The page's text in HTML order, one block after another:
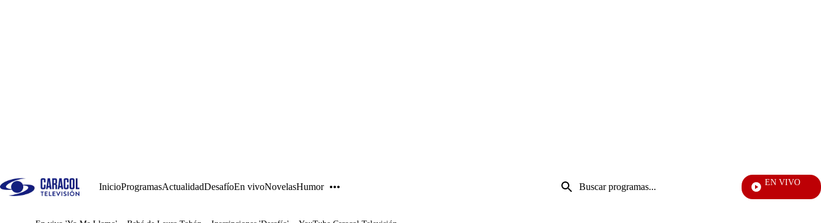
InicioProgramasActualidadDesafíoEn vivoNovelasHumor
Entrada
de
EN VIVO
Mi Pecado